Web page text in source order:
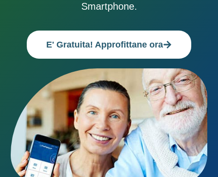
Smartphone.
E' Gratuita! Approfittane ora